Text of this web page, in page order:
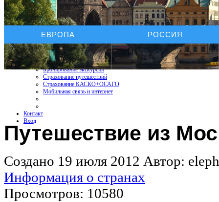
Карта сайта
Услуги On-line
Бронирование отелей
Бронирование автомобиля
Бронирование экскурсий
Страхование путешествий
Страхование КАСКО+ОСАГО
Мобильная связь и интернет
Контакт
Вход
ЕВРОПА РОССИЯ
Путешествие из
Создано 19 июля 2012 Автор:
Информация о странах
Просмотров: 10580